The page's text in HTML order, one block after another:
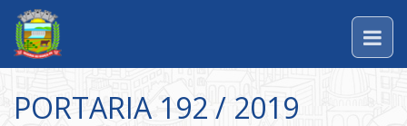
PORTARIA 192 / 2019